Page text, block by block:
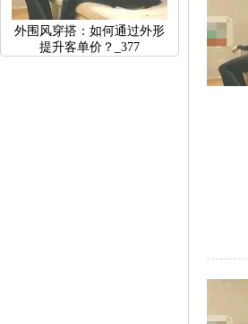
外围风穿搭：如何通过外形
提升客单价？_377